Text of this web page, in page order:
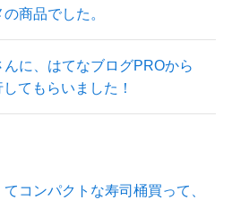
商品でした。
んに、はてなブログPROから
てもらいました！
コンパクトな寿司桶買って、